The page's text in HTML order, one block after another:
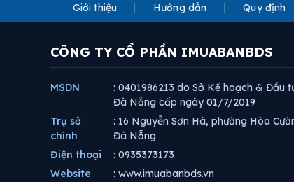
Giới thiệu Hướng dẫn Quy định
CÔNG TY CỔ PHẦN IMUABANBDS
MSDN
: 0401986213 do Sở Kế hoạch & Đầu
Đà Nẵng cấp ngày 01/7/2019
Trụ sở
chính
: 16 Nguyễn Sơn Hà, phường Hòa
Đà Nẵng
Điện thoại
: 0935373173
Website
: www.imuabanbds.vn